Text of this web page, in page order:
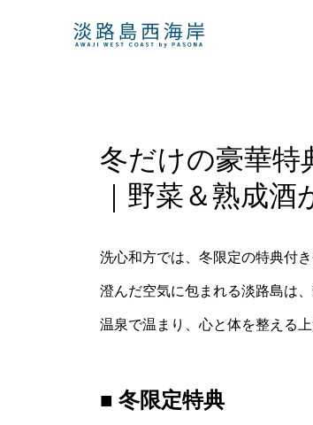
冬だけの豪華特
｜野菜＆熟成
洗心和方では、冬限定の特典付
澄んだ空気に包まれる淡路島は
温泉で温まり、心と体を整える
■ 冬限定特典